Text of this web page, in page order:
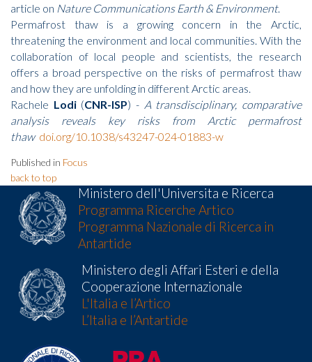
article on Nature Communications Earth & Environment.
Permafrost thaw is a growing concern in the Arctic,
threatening the environment and local communities. With the
collaboration of local people and scientists, the research
offers a broad perspective on the risks of permafrost thaw
and how they are unfolding in different Arctic areas.
Rachele Lodi(CNR-ISP) - A transdisciplinary, comparative
analysis reveals key risks from Arctic permafrost
thaw doi.org/10.1038/s43247-024-01883-w
Published in Focus
back to top
Ministero dell'Universita e Ricerca
Programma Ricerche Artico
Programma Nazionale di Ricerca in
Antartide
Ministero degli Affari Esteri e della
Cooperazione Internazionale
L'Italia e l’Artico
L’Italia e l’Antartide